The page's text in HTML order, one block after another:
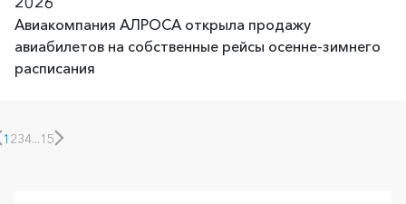
Авиакомпания АЛРОСА открыла продажу
авиабилетов на собственные рейсы осенне-зимнего
расписания
1 234...15